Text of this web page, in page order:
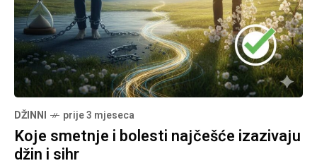
DŽINNI prije 3 mjeseca
Koje smetnje i bolesti najčešće izazivaju
džin i sihr